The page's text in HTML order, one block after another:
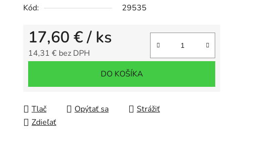
Kód:
29535
17,60 €/ ks
14,31 € bez DPH
DO KOŠÍKA
Tlač Opýtať sa
Strážiť
Zdieľať